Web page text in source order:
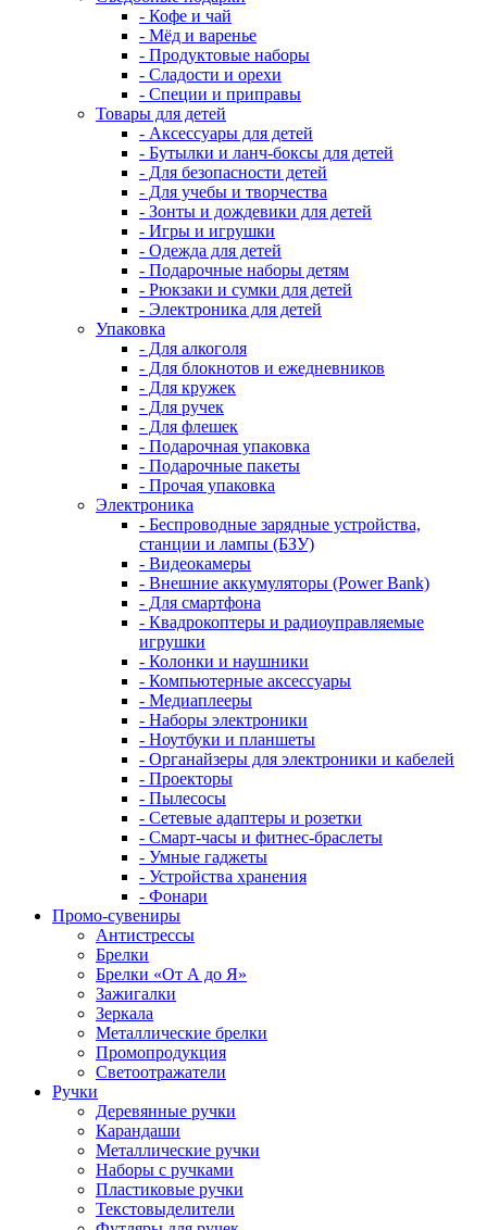
- Кофе и чай
- Мёд и варенье
- Продуктовые наборы
- Сладости и орехи
- Специи и приправы
Товары для детей
- Аксессуары для детей
- Бутылки и ланч-боксы для детей
- Для безопасности детей
- Для учебы и творчества
- Зонты и дождевики для детей
- Игры и игрушки
- Одежда для детей
- Подарочные наборы детям
- Рюкзаки и сумки для детей
- Электроника для детей
Упаковка
- Для алкоголя
- Для блокнотов и ежедневников
- Для кружек
- Для ручек
- Для флешек
- Подарочная упаковка
- Подарочные пакеты
- Прочая упаковка
Электроника
- Беспроводные зарядные устройства,
станции и лампы (БЗУ)
- Видеокамеры
- Внешние аккумуляторы (Power Bank)
- Для смартфона
- Квадрокоптеры и радиоуправляемые
игрушки
- Колонки и наушники
- Компьютерные аксессуары
- Медиаплееры
- Наборы электроники
- Ноутбуки и планшеты
- Органайзеры для электроники и кабелей
- Проекторы
- Пылесосы
- Сетевые адаптеры и розетки
- Смарт-часы и фитнес-браслеты
- Умные гаджеты
- Устройства хранения
- Фонари
Промо-сувениры
Антистрессы
Брелки
Брелки «От А до Я»
Зажигалки
Зеркала
Металлические брелки
Промопродукция
Светоотражатели
Ручки
Деревянные ручки
Карандаши
Металлические ручки
Наборы с ручками
Пластиковые ручки
Текстовыделители